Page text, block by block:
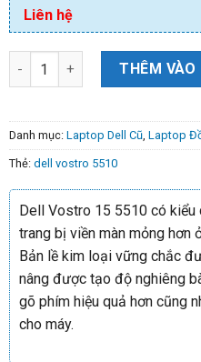
Liên hệ
THÊM VÀO
Danh mục: Laptop Dell Cũ Laptop
Thẻ: dell vostro 5510
Dell Vostro 15 5510 có kiểu
trang bị viền màn mỏng hơn
Bản lề kim loại vững chắc
nâng được tạo độ nghiêng
gõ phím hiệu quả hơn cũng
cho máy.